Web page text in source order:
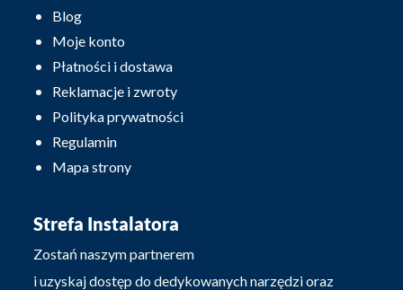
Blog
Moje konto
Płatności i dostawa
Reklamacje i zwroty
Polityka prywatności
Regulamin
Mapa strony
Strefa Instalatora
Zostań naszym partnerem
i uzyskaj dostęp do dedykowanych narzędzi oraz